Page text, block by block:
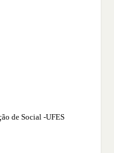
de Social -UFES